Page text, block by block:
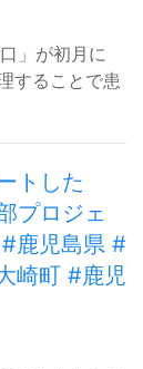
」が初月に
することで患
トした
プロジェ
鹿児島県 #
崎町 #鹿児